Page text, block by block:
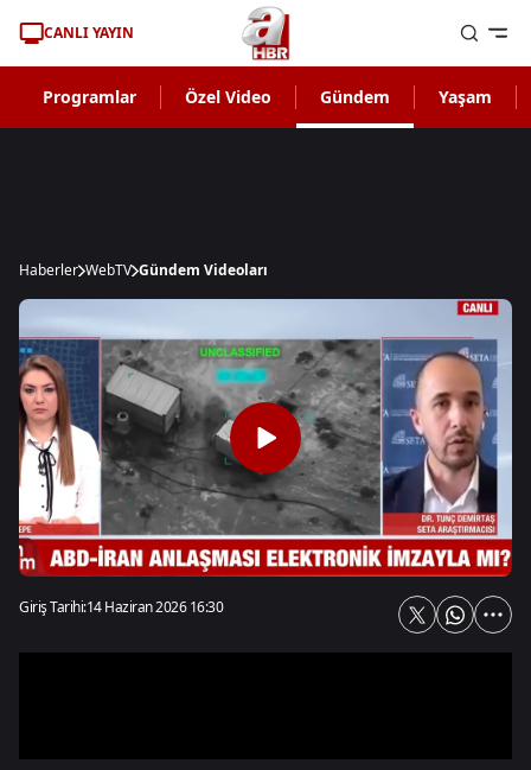
CANLI YAYIN
Programlar Özel Video Gündem Yaşam
Haberler WebTV Gündem Videoları
Giriş Tarihi:14 Haziran 2026 16:30